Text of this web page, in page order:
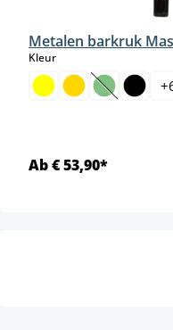
Metalen barkruk
Kleurselect
(Deze optie
+
Ab € 53,90*